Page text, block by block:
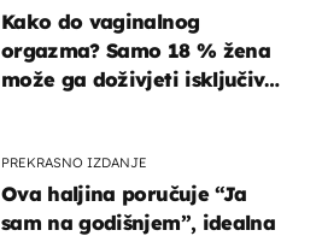
Kako do vaginalnog
orgazma? Samo 18 % žena
može ga doživjeti isključivo
PREKRASNO IZDANJE
Ova haljina poručuje “Ja
sam na godišnjem”, idealna